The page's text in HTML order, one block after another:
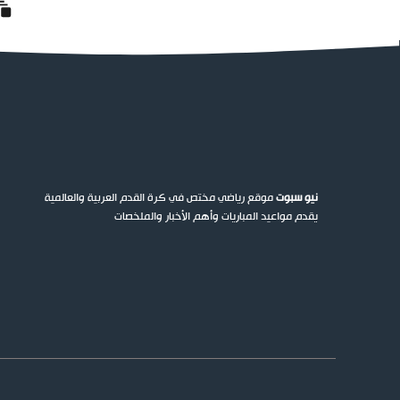
نيو سبوتموقع رياضي مختص في كرة القدم العربية والعالمية
يقدم مواعيد المباريات وأهم الأخبار والملخصات